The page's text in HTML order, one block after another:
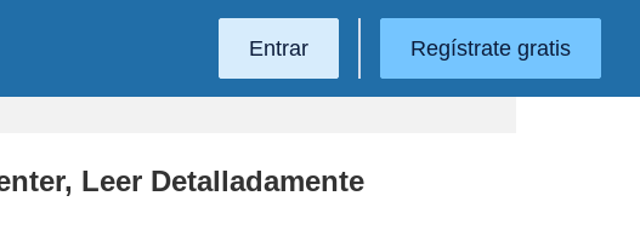
Entrar Regístrate gratis
Leer Detalladamente